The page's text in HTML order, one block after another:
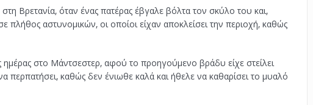
Βρετανία, όταν ένας πατέρας έβγαλε βόλτα τον σκύλο του και,
πλήθος αστυνομικών, οι οποίοι είχαν αποκλείσει την περιοχή, καθώς
ημέρας στο Μάντσεστερ, αφού το προηγούμενο βράδυ είχε στείλει
περπατήσει, καθώς δεν ένιωθε καλά και ήθελε να καθαρίσει το μυαλό